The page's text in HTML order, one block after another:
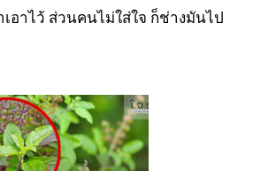
อาไว้ ส่วนคนไม่ใส่ใจ ก็ช่างมันไป